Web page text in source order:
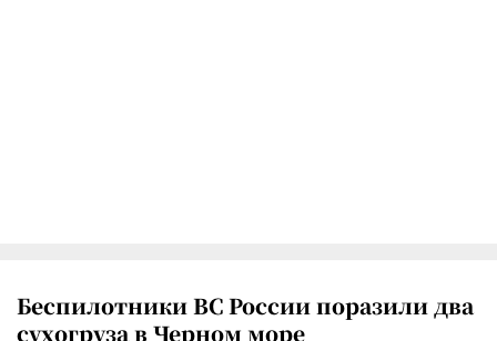
Беспилотники ВС России поразили два
сухогруза в Черном море